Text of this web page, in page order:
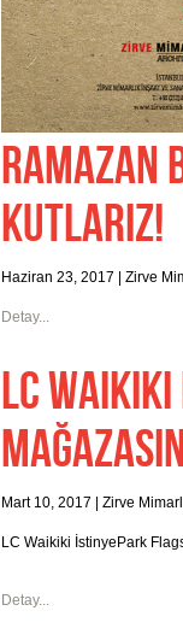
RAMAZAN
KUTLARIZ!
Haziran 23, 2017 Zirve
Detay...
LC
Mart 10, 2017 Zirve
LC Waikiki İstinyePark
Detay...